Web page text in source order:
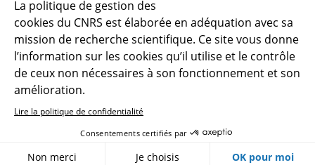
CNRS Le Mag
© 2026, CNRS
Créer un compte Se connecter
Gestion des cookies
La politique de gestion des
cookies du CNRS est élaborée en adéquation avec sa
mission de recherche scientifique. Ce site vous donne
l’information sur les cookies qu’il utilise et le contrôle
de ceux non nécessaires à son fonctionnement et son
amélioration.
Lire la politique de confidentialité
Consentements certifiés par
Non merci Je choisis OK pour moi